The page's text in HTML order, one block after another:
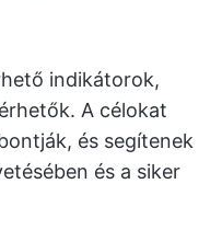
indikátorok,
A célokat
és segítenek
és a siker